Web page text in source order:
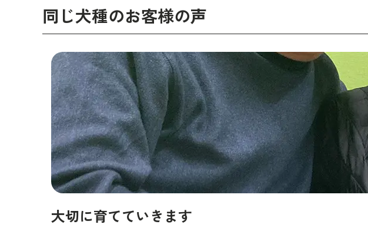
同じ犬種のお客様の声
大切に育てていきます